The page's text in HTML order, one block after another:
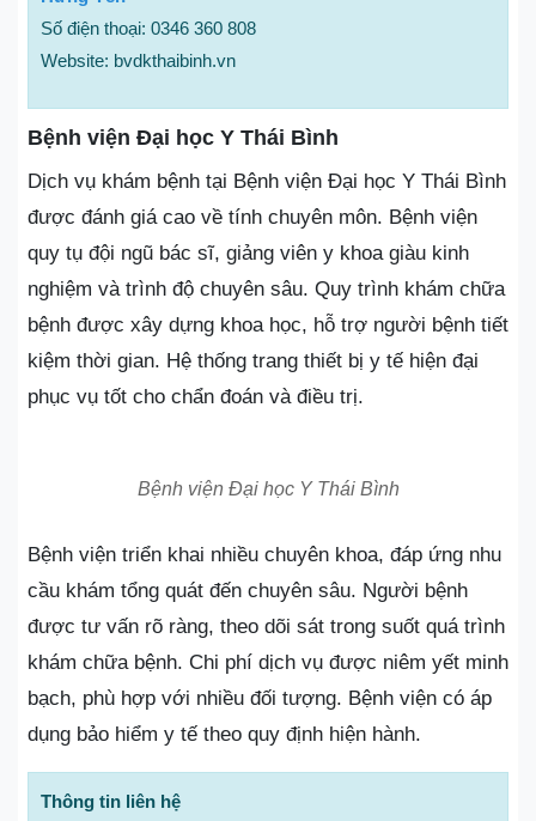
Số điện thoại: 0346 360 808
Website: bvdkthaibinh.vn
Bệnh viện Đại học Y Thái Bình
Dịch vụ khám bệnh tại Bệnh viện Đại học Y Thái Bình
được đánh giá cao về tính chuyên môn. Bệnh viện
quy tụ đội ngũ bác sĩ, giảng viên y khoa giàu kinh
nghiệm và trình độ chuyên sâu. Quy trình khám chữa
bệnh được xây dựng khoa học, hỗ trợ người bệnh tiết
kiệm thời gian. Hệ thống trang thiết bị y tế hiện đại
phục vụ tốt cho chẩn đoán và điều trị.
Bệnh viện Đại học Y Thái Bình
Bệnh viện triển khai nhiều chuyên khoa, đáp ứng nhu
cầu khám tổng quát đến chuyên sâu. Người bệnh
được tư vấn rõ ràng, theo dõi sát trong suốt quá trình
khám chữa bệnh. Chi phí dịch vụ được niêm yết minh
bạch, phù hợp với nhiều đối tượng. Bệnh viện có áp
dụng bảo hiểm y tế theo quy định hiện hành.
Thông tin liên hệ